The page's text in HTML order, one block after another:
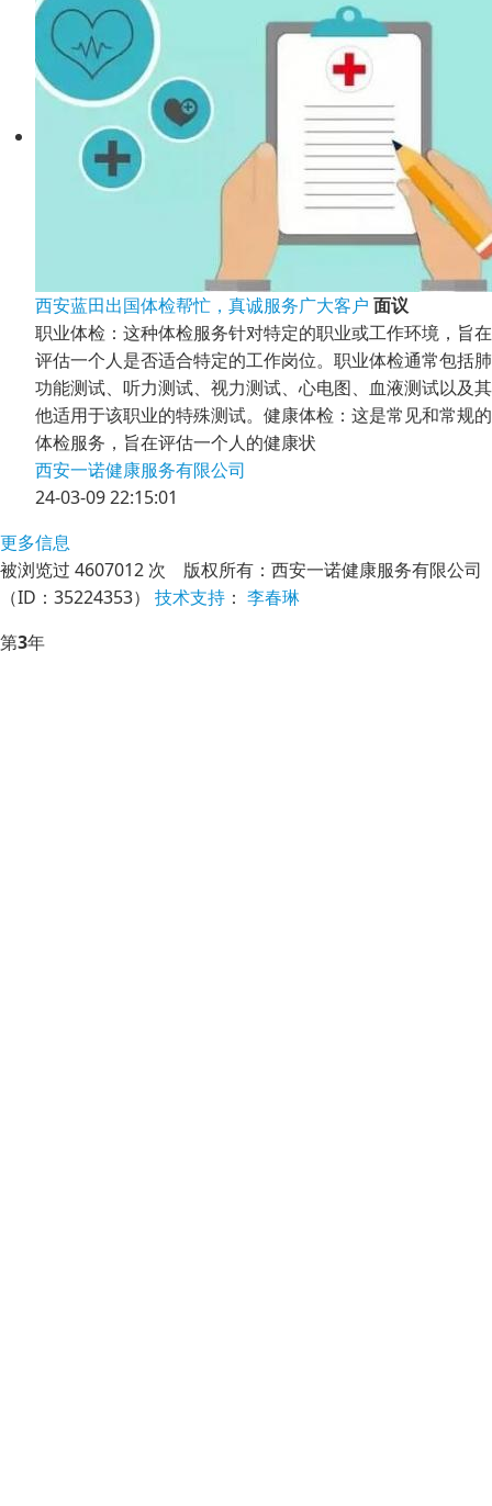
西安蓝田出国体检帮忙，真诚服务广大客户 面议
职业体检：这种体检服务针对特定的职业或工作环境，旨在
评估一个人是否适合特定的工作岗位。职业体检通常包括肺
功能测试、听力测试、视力测试、心电图、血液测试以及其
他适用于该职业的特殊测试。健康体检：这是常见和常规的
体检服务，旨在评估一个人的健康状
西安一诺健康服务有限公司
24-03-09 22:15:01
更多信息
被浏览过 4607012 次 版权所有：西安一诺健康服务有限公司
（ID：35224353） 技术支持 ： 李春琳
第3年